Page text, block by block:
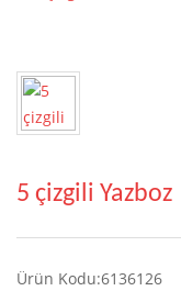
5 çizgili Yazboz
Ürün Kodu:6136126